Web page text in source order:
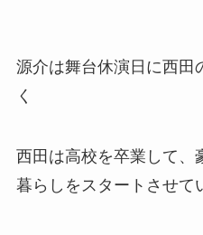
源介は舞台休演日に西田
く
西田は高校を卒業して、
暮らしをスタートさせて